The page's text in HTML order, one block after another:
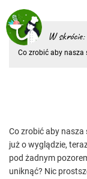
W skrócie:
Co zrobić aby nasza
Co zrobić aby
już o wyglądzie,
pod żadnym
uniknąć? Nic